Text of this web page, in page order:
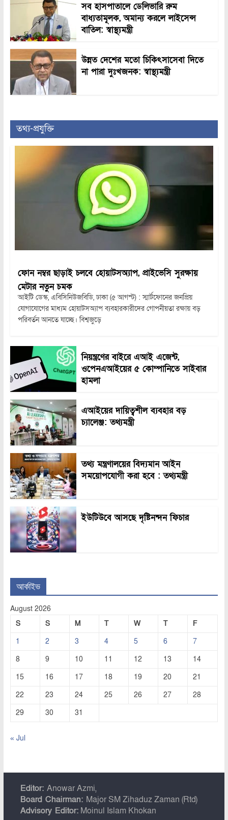
সব হাসপাতালে ডেলিভারি রুম
বাধ্যতামূলক, অমান্য করলে লাইসেন্স
বাতিল: স্বাস্থ্যমন্ত্রী
উন্নত দেশের মতো চিকিৎসাসেবা দিতে
না পারা দুঃখজনক: স্বাস্থ্যমন্ত্রী
তথ্য-প্রযুক্তি
ফোন নম্বর ছাড়াই চলবে হোয়াটসঅ্যাপ, প্রাইভেসি সুরক্ষায়
মেটার নতুন চমক
আইটি ডেস্ক, এবিসিনিউজবিডি, ঢাকা (৫ আগস্ট) : স্মার্টফোনের জনপ্রিয়
যোগাযোগের মাধ্যম হোয়াটসঅ্যাপ ব্যবহারকারীদের গোপনীয়তা রক্ষায় বড়
পরিবর্তন আনতে যাচ্ছে। বিশ্বজুড়ে
নিয়ন্ত্রণের বাইরে এআই এজেন্ট,
ওপেনএআইয়ের ৫ কোম্পানিতে সাইবার
হামলা
এআইয়ের দায়িত্বশীল ব্যবহার বড়
চ্যালেঞ্জ: তথ্যমন্ত্রী
তথ্য মন্ত্রণালয়ের বিদ্যমান আইন
সময়োপযোগী করা হবে : তথ্যমন্ত্রী
ইউটিউবে আসছে দৃষ্টিনন্দন ফিচার
আর্কাইভ
August 2026
S
S M T W T
F
1
2 3 4 5 6
7
8
9 10 11 12 13
14
15
16 17 18 19 20
21
22
23 24 25 26 27
28
29
30 31
« Jul
Editor: Anowar Azmi,
Board Chairman: Major SM Zihaduz Zaman (Rtd)
Advisory Editor:Moinul Islam Khokan